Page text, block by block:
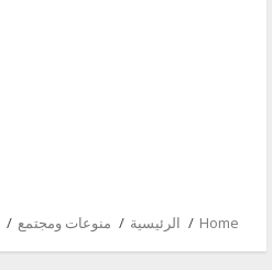
Home الرئيسية منوعات ومجتمع